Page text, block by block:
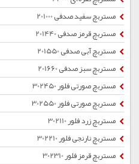
مستربچ سفید صدفی 201000
مستربچ قرمز صدفی 201440
مستربچ آبی صدفی 201550
مستربچ سبز صدفی 201660
مستربچ صورتی فلور 302450
مستربچ صورتی فلور 302550
مستربچ زرد فلور 302110
مستربچ نارنجی فلور 302210
مستربچ قرمز فلور 302310